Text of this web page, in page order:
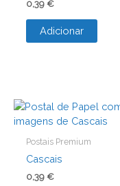
0,39 €
Adicionar
Postais Premium
Cascais
0,39 €